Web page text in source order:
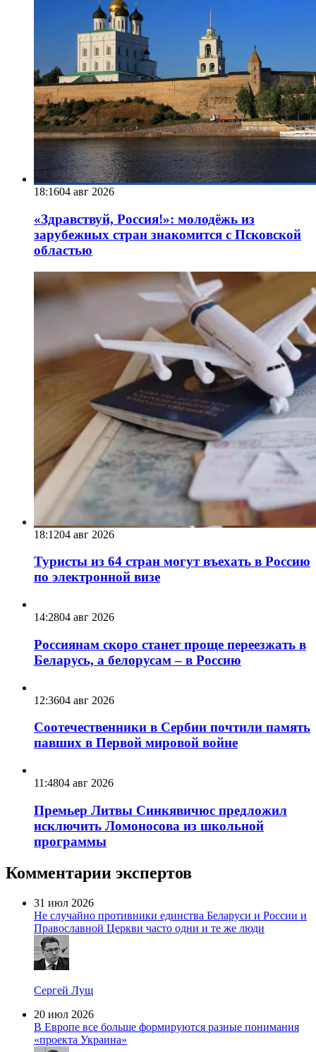
18:1604 авг 2026
«Здравствуй, Россия!»: молодёжь из
зарубежных стран знакомится с Псковской
областью
18:1204 авг 2026
Туристы из 64 стран могут въехать в Россию
по электронной визе
14:2804 авг 2026
Россиянам скоро станет проще переезжать в
Беларусь, а белорусам – в Россию
12:3604 авг 2026
Соотечественники в Сербии почтили память
павших в Первой мировой войне
11:4804 авг 2026
Премьер Литвы Синкявичюс предложил
исключить Ломоносова из школьной
программы
Комментарии экспертов
31 июл 2026
Не случайно противники единства Беларуси и России и
Православной Церкви часто одни и те же люди
Сергей Лущ
20 июл 2026
В Европе все больше формируются разные понимания
«проекта Украина»